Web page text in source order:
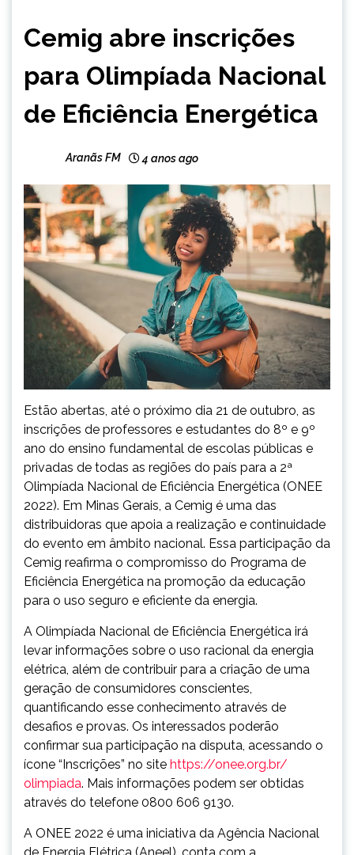
MINAS
NOTÍCIAS
Cemig abre inscrições
para Olimpíada Nacional
de Eficiência Energética
Aranãs FM 4 anos ago
Estão abertas, até o próximo dia 21 de outubro, as
inscrições de professores e estudantes do 8º e 9º
ano do ensino fundamental de escolas públicas e
privadas de todas as regiões do país para a 2ª
Olimpíada Nacional de Eficiência Energética (ONEE
2022). Em Minas Gerais, a Cemig é uma das
distribuidoras que apoia a realização e continuidade
do evento em âmbito nacional. Essa participação da
Cemig reafirma o compromisso do Programa de
Eficiência Energética na promoção da educação
para o uso seguro e eficiente da energia.
A Olimpíada Nacional de Eficiência Energética irá
levar informações sobre o uso racional da energia
elétrica, além de contribuir para a criação de uma
geração de consumidores conscientes,
quantificando esse conhecimento através de
desafios e provas. Os interessados poderão
confirmar sua participação na disputa, acessando o
ícone “Inscrições” no site https://onee.org.br/
olimpiada. Mais informações podem ser obtidas
através do telefone 0800 606 9130.
A ONEE 2022 é uma iniciativa da Agência Nacional